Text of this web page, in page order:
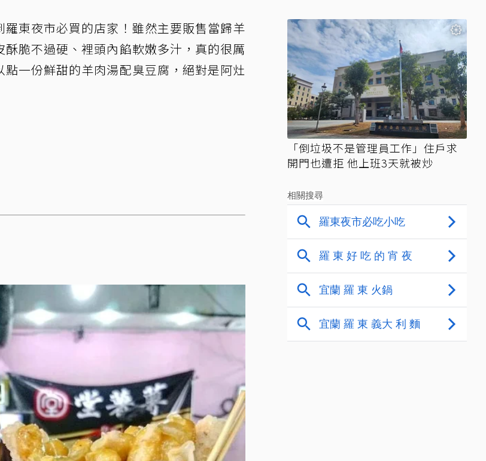
東夜市必買的店家！雖然主要販售當歸羊
脆不過硬、裡頭內餡軟嫩多汁，真的很厲
一份鮮甜的羊肉湯配臭豆腐，絕對是阿灶
「倒垃圾不是管理員工作」住戶求
開門也遭拒 他上班3天就被炒